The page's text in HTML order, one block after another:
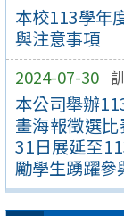
本校113學年
與注意事項
2024-07-30
本公司舉辦
畫海報徵選
31日展延至
勵學生踴躍參